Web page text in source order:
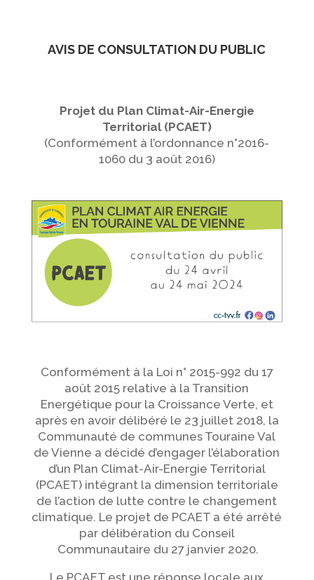
AVIS DE CONSULTATION DU PUBLIC
Projet du Plan Climat-Air-Energie
Territorial (PCAET)
(Conformément à l’ordonnance n°2016-
1060 du 3 août 2016)
Conformément à la Loi n° 2015-992 du 17
août 2015 relative à la Transition
Energétique pour la Croissance Verte, et
après en avoir délibéré le 23 juillet 2018, la
Communauté de communes Touraine Val
de Vienne a décidé d’engager l’élaboration
d’un Plan Climat-Air-Energie Territorial
(PCAET) intégrant la dimension territoriale
de l’action de lutte contre le changement
climatique. Le projet de PCAET a été arrêté
par délibération du Conseil
Communautaire du 27 janvier 2020.